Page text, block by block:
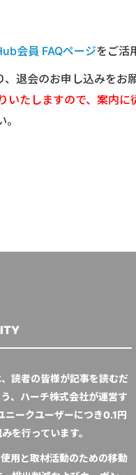
会員 FAQページをご活
、退会のお申し込みをお
たしますので、案内に
読者の皆様が記事を読むだ
、ハーチ株式会社が運営す
ニークユーザーにつき0.1円
を行っています。
用と取材活動のための移動